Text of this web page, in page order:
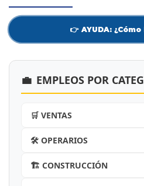
👉 AYUDA:
💼 EMPLEOS POR
🛒 VENTAS
🛠️ OPERARIOS
🏗️ CONSTRUCCIÓN